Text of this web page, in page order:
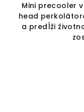
Mini precooler
head
a predĺži